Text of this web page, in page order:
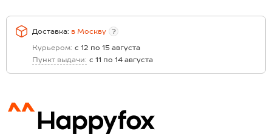
Доставка: в Москву
?
Курьером: с 12 по 15 августа
Пункт выдачи: с 11 по 14 августа